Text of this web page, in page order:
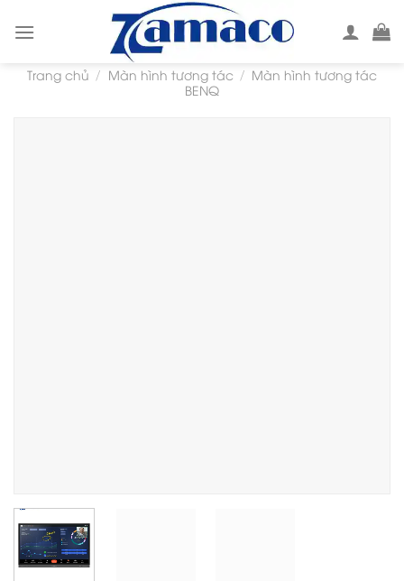
Trang chủ / Màn hình tương tác / Màn hình tương tác
BENQ